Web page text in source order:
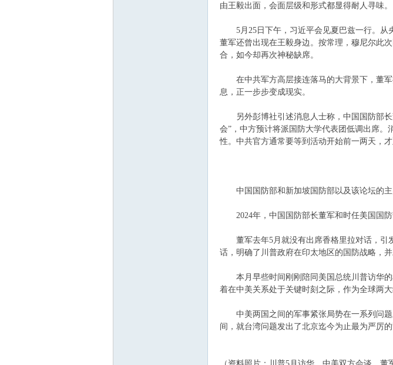
由王毅出面，会面层级和形式都显得耐人寻味。
5月25日下午，习近平会见夏巴兹一行。从
董军还曾出现在王毅身边。按常理，穆尼尔此
合，如今却再次神秘缺席。
在中共军方高层接连落马的大背景下，董军
息，正一步步变成现实。
另外彭博社引述消息人士称，中国国防部长
会”，中方预计将派国防大学代表团低调出席
性。中共官方通常要等到活动开始前一两天，
中国国防部和新加坡国防部以及该论坛的主
2024年，中国国防部长董军和时任美国国防
董军去年5月就没有出席香格里拉对话，引
话，明确了川普政府在印太地区的国防战略，并
本月早些时间刚刚陪同美国总统川普访华的
着在中美关系处于关键时刻之际，作为全球两
中美两国之间的军事紧张局势在一系列问题
间，就台湾问题发出了北京迄今为止最为严厉